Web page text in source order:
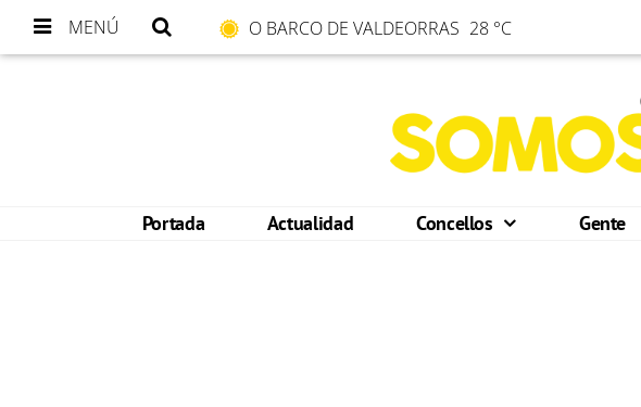
MENÚ O BARCO DE VALDEORRAS 28 °C
Portada Actualidad Concellos Gente